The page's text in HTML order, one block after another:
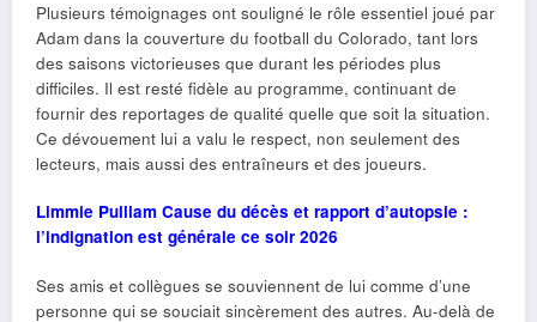
Plusieurs témoignages ont souligné le rôle essentiel joué par
Adam dans la couverture du football du Colorado, tant lors
des saisons victorieuses que durant les périodes plus
difficiles. Il est resté fidèle au programme, continuant de
fournir des reportages de qualité quelle que soit la situation.
Ce dévouement lui a valu le respect, non seulement des
lecteurs, mais aussi des entraîneurs et des joueurs.
Limmie Pulliam Cause du décès et rapport d’autopsie :
l’indignation est générale ce soir 2026
Ses amis et collègues se souviennent de lui comme d’une
personne qui se souciait sincèrement des autres. Au-delà de